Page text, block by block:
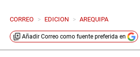
CORREO > EDICION > AREQUIPA
Añadir Correo como fuente preferida en